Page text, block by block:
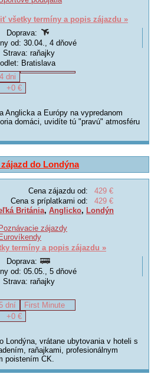
všetky termíny a popis zájazdu »
Doprava:
od: 30.04., 4 dňové
Strava: raňajky
odlet: Bratislava
4 dni
+0 €
Anglicka a Európy na vypredanom
domáci, uvidíte tú "pravú" atmosféru
do Londýna
Cena zájazdu od:
429 €
Cena s príplatkami od:
429 €
Británia, Anglicko, Londýn
Poznávacie zájazdy
Eurovíkendy
termíny a popis zájazdu »
Doprava:
od: 05.05., 5 dňové
Strava: raňajky
dní
First Minute
+0 €
Londýna, vrátane ubytovania v hoteli s
raňajkami, profesionálnym
poistením CK.